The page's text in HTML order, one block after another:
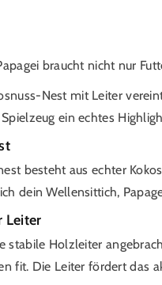
braucht nicht nur
Nest mit Leiter
ein echtes
besteht aus echter
dein Wellensittich,
Leiter
stabile Holzleiter
fit. Die Leiter fördert das